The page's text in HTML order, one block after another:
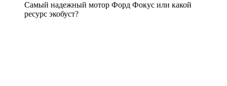
Самый надежный мотор Форд Фокус или какой
ресурс экобуст?